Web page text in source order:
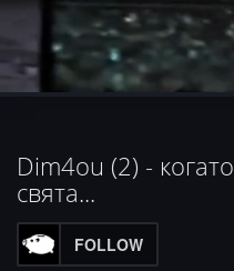
Loaded
0%
0%
Dim4ou (2) -
свята...
FOLLOW